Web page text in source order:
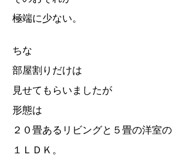
極端に少ない。
ちな
部屋割りだけは
見せてもらいましたが
形態は
２０畳あるリビングと５畳の洋室の
１ＬＤＫ。